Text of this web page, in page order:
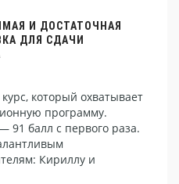
И ДОСТАТОЧНАЯ
ДЛЯ СДАЧИ
который охватывает
программу.
91 балл с первого раза.
Кириллу и